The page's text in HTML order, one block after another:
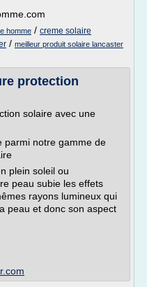
homme / creme solaire
/ meilleur produit solaire lancaster
protection
solaire avec une
parmi notre gamme de
plein soleil ou
peau subie les effets
rayons lumineux qui
peau et donc son aspect